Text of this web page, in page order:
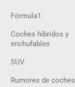
Fórmula1
Coches híbridos y
enchufables
SUV
Rumores de coches